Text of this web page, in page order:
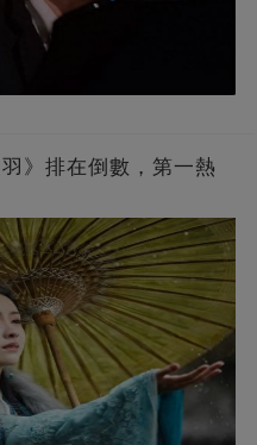
》排在倒數，第一熱